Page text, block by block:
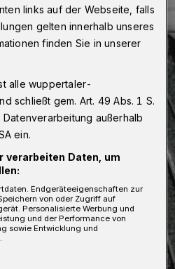
links auf der Webseite, falls
gelten innerhalb unseres
finden Sie in unserer
alle wuppertaler-
schließt gem. Art. 49 Abs. 1 S.
Datenverarbeitung außerhalb
ein.
verarbeiten Daten, um
Endgeräteeigenschaften zur
von oder Zugriff auf
Personalisierte Werbung und
und der Performance von
sowie Entwicklung und